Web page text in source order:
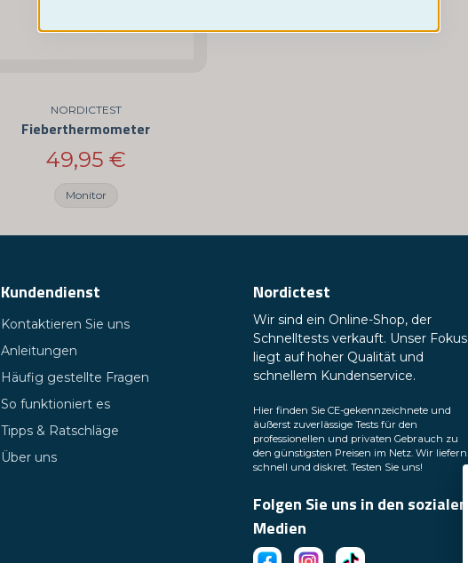
NORDICTEST
Fieberthermometer
49,95 €
Monitor
Kundendienst
Kontaktieren Sie uns
Anleitungen
Häufig gestellte Fragen
So funktioniert es
Tipps & Ratschläge
Über uns
Nordictest
Wir sind ein Online-Shop, der
Schnelltests verkauft. Unser Fokus
liegt auf hoher Qualität und
schnellem Kundenservice.
Hier finden Sie CE-gekennzeichnete und
äußerst zuverlässige Tests für den
professionellen und privaten Gebrauch zu
den günstigsten Preisen im Netz. Wir liefern
schnell und diskret. Testen Sie uns!
Folgen Sie uns in den sozialen
Medien